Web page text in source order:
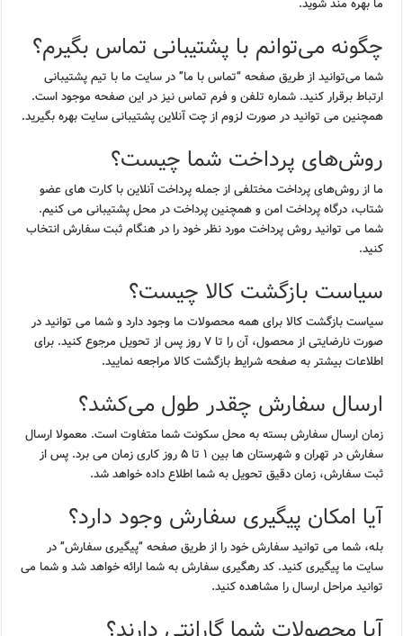
ما بهره مند شوید.
چگونه می‌توانم با پشتیبانی تماس بگیرم؟
شما می‌توانید از طریق صفحه “تماس با ما” در سایت ما با تیم پشتیبانی
ارتباط برقرار کنید. شماره تلفن و فرم تماس نیز در این صفحه موجود است.
همچنین می توانید در صورت لزوم از چت آنلاین پشتیبانی سایت بهره بگیرید.
روش‌های پرداخت شما چیست؟
ما از روش‌های پرداخت مختلفی از جمله پرداخت آنلاین با کارت های عضو
شتاب، درگاه پرداخت امن و همچنین پرداخت در محل پشتیبانی می کنیم.
شما می توانید روش پرداخت مورد نظر خود را در هنگام ثبت سفارش انتخاب
کنید.
سیاست بازگشت کالا چیست؟
سیاست بازگشت کالا برای همه محصولات ما وجود دارد و شما می توانید در
صورت نارضایتی از محصول، آن را تا ۷ روز پس از تحویل مرجوع کنید. برای
اطلاعات بیشتر به صفحه شرایط بازگشت کالا مراجعه نمایید.
ارسال سفارش چقدر طول می‌کشد؟
زمان ارسال سفارش بسته به محل سکونت شما متفاوت است. معمولا ارسال
سفارش در تهران و شهرستان ها بین ۱ تا ۵ روز کاری زمان می برد. پس از
ثبت سفارش، زمان دقیق تحویل به شما اطلاع داده خواهد شد.
آیا امکان پیگیری سفارش وجود دارد؟
بله، شما می توانید سفارش خود را از طریق صفحه “پیگیری سفارش” در
سایت ما پیگیری کنید. کد رهگیری سفارش به شما ارائه خواهد شد و شما می
توانید مراحل ارسال را مشاهده کنید.